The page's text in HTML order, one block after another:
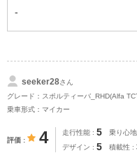
-
seeker28さん
グレード：スポルティーバ_RHD(Alfa
乗車形式：マイカー
評価 4 走行性能 5 乗り心地
デザイン 5 積載性